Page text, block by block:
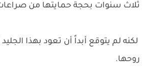
ثلاث سنوات بحجة حمايتها من صراعات
لكنه لم يتوقع أبداً أن تعود بهذا
روحها.